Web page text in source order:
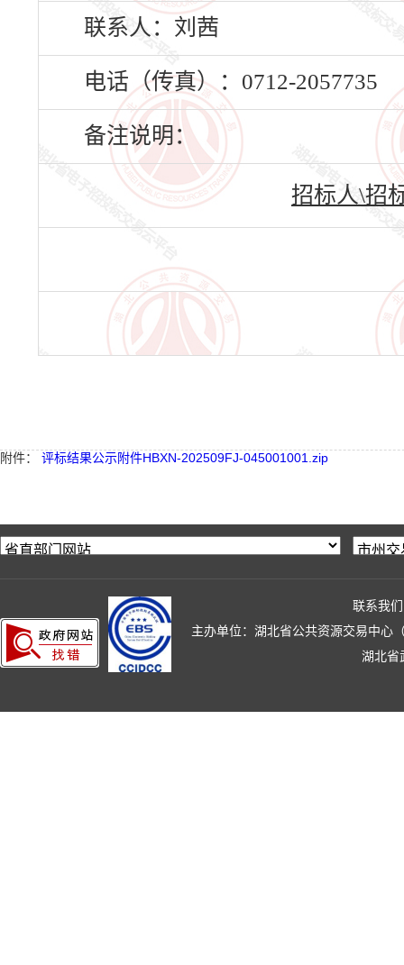
联系人：刘茜
电话（传真）：0712-2057735
备注说明：
招标人\招
附件： 评标结果公示附件HBXN-202509FJ-045001001.zip
联系我们
主办单位：湖北省公共资源交易中心
湖北省